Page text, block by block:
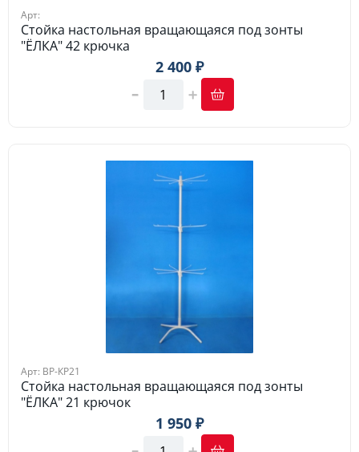
Арт:
Стойка настольная вращающаяся под зонты
"ЁЛКА" 42 крючка
2 400 ₽
Арт: ВР-КР21
Стойка настольная вращающаяся под зонты
"ЁЛКА" 21 крючок
1 950 ₽